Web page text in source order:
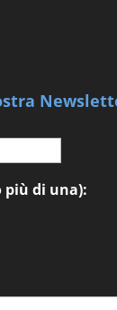
più di una):